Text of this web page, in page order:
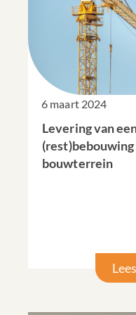
6 maart 2024
Levering van
bouwterrein